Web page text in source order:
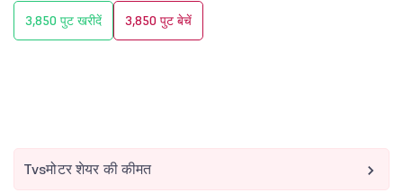
3,850 पुट खरीदें 3,850 पुट बेचें
Tvsमोटर शेयर की कीमत